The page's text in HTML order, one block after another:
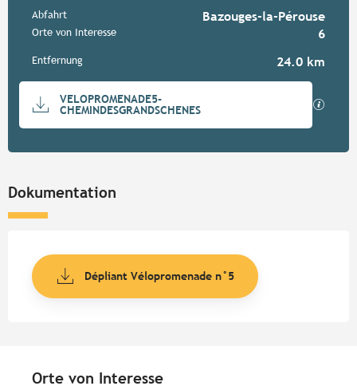
Praktische Informationen
Abfahrt Bazouges-la-Pérouse
Orte von Interesse 6
Entfernung 24.0 km
Dokumentation
VELOPROMENADE5-
CHEMINDESGRANDSCHENES
Mit
Dokumentation
Dépliant Vélopromenade n°5
Orte von Interesse